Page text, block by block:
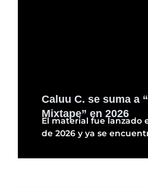
Caluu C. se suma a
Mixtape” en 2026
El material fue lanzado
de 2026 y ya se